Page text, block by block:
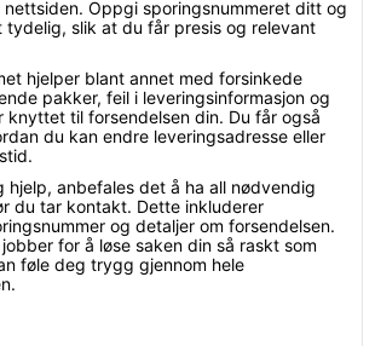
Oppgi sporingsnummeret ditt og
tydelig, slik at du får presis og relevant
hjelper blant annet med forsinkede
pakker, feil i leveringsinformasjon og
knyttet til forsendelsen din. Du får også
du kan endre leveringsadresse eller
hjelp, anbefales det å ha all nødvendig
du tar kontakt. Dette inkluderer
og detaljer om forsendelsen.
for å løse saken din så raskt som
føle deg trygg gjennom hele